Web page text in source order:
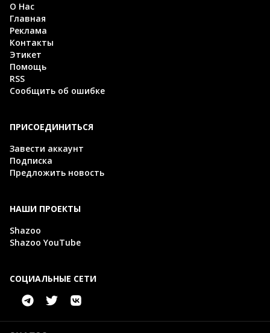
О Нас
Главная
Реклама
Контакты
Этикет
Помощь
RSS
Сообщить об ошибке
ПРИСОЕДИНИТЬСЯ
Завести аккаунт
Подписка
Предложить новость
НАШИ ПРОЕКТЫ
Shazoo
Shazoo YouTube
СОЦИАЛЬНЫЕ СЕТИ